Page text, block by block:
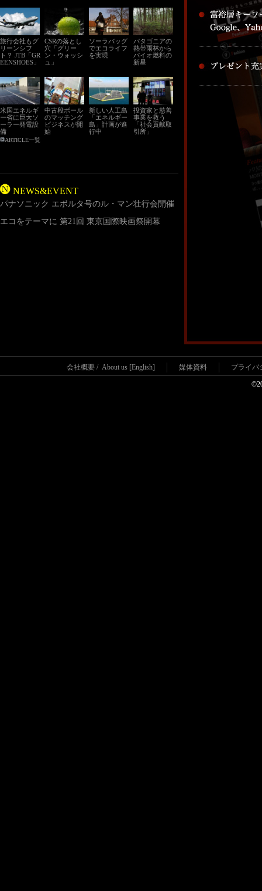
旅行会社もグ
リーンシフ
ト？ JTB「GR
EENSHOES」
CSRの落とし
穴「グリー
ン・ウォッシ
ュ」
ソーラバッグ
でエコライフ
を実現
パタゴニアの
熱帯雨林から
バイオ燃料の
新星
米国エネルギ
ー省に巨大ソ
ーラー発電設
備
中古段ボール
のマッチング
ビジネスが開
始
新しい人工島
「エネルギー
島」計画が進
行中
投資家と慈善
事業を救う
「社会貢献取
引所」
ARTICLE一覧
NEWS&EVENT
パナソニック エボルタ号のル・マン壮行会開催
エコをテーマに 第21回 東京国際映画祭開幕
会社概要 / About us [English] 媒体資料 プライバ